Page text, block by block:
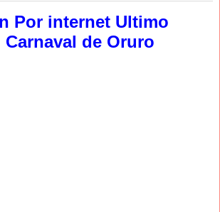
Por internet Ultimo
de Oruro